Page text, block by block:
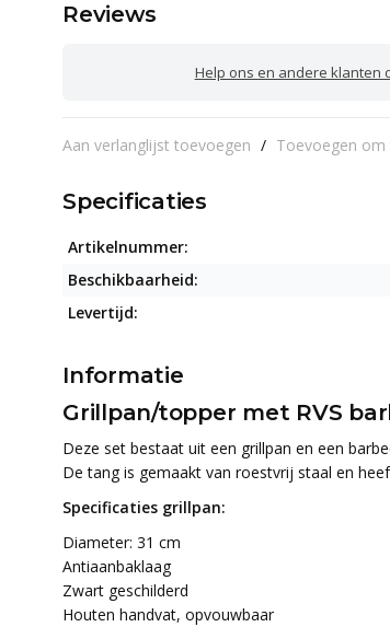
Reviews
Help ons en andere klanten
Aan verlanglijst toevoegen / Toevoegen om
Specificaties
Artikelnummer:
Beschikbaarheid:
Levertijd:
Informatie
Grillpan/topper met RVS
Deze set bestaat uit een grillpan en een
De tang is gemaakt van roestvrij staal en
Specificaties grillpan:
Diameter: 31 cm
Antiaanbaklaag
Zwart geschilderd
Houten handvat, opvouwbaar